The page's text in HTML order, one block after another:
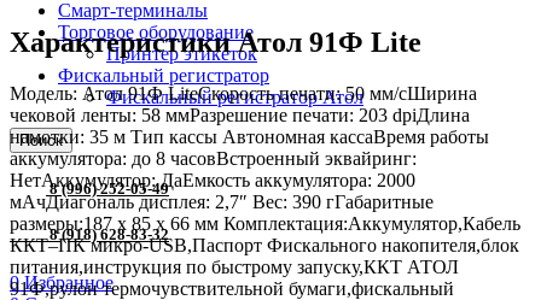
Смарт-терминалы
Торговое оборудование
Принтер этикеток
Фискальный регистратор
Фискальный регистратор Атол
Поиск
8 (996) 252-05-49
8 (918) 628-83-32
0Избранное
Характеристики Атол 91Ф Lite
Модель: Атол 91Ф LiteСкорость печати: 50 мм/сШирина
чековой ленты: 58 ммРазрешение печати: 203 dpiДлина
намотки: 35 м Тип кассы Автономная кассаВремя работы
аккумулятора: до 8 часовВстроенный эквайринг:
НетАккумулятор: ДаЕмкость аккумулятора: 2000
мАчДиагональ дисплея: 2,7″ Вес: 390 гГабаритные
размеры:187 х 85 х 66 мм Комплектация:Аккумулятор,Кабель
ККТ–ПК микро-USB,Паспорт Фискального накопителя,блок
питания,инструкция по быстрому запуску,ККТ АТОЛ
91Ф,рулон термочувствительной бумаги,фискальный